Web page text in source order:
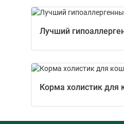
Лучший
Корма холистик для